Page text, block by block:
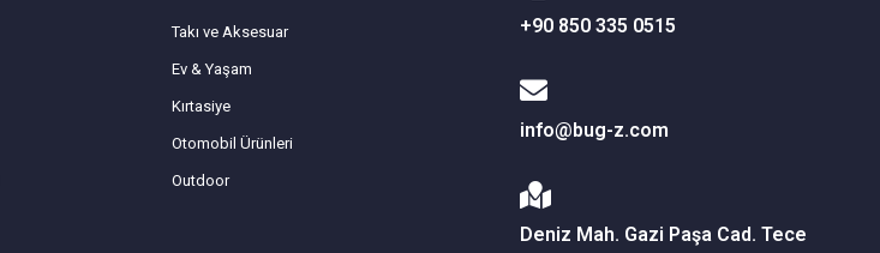
Takı ve Aksesuar
Ev & Yaşam
Kırtasiye
Otomobil Ürünleri
Outdoor
+90 850 335 0515
info@bug-z.com
Deniz Mah. Gazi Paşa Cad. Tece